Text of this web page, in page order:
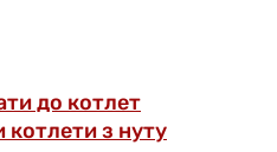
до котлет
з нуту